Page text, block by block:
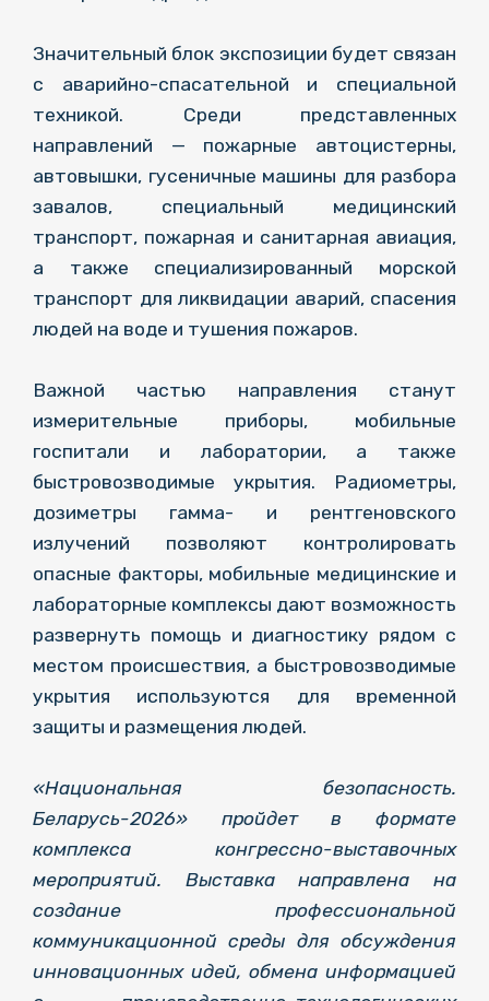
Значительный блок экспозиции будет связан
с аварийно-спасательной и специальной
техникой. Среди представленных
направлений — пожарные автоцистерны,
автовышки, гусеничные машины для разбора
завалов, специальный медицинский
транспорт, пожарная и санитарная авиация,
а также специализированный морской
транспорт для ликвидации аварий, спасения
людей на воде и тушения пожаров.
Важной частью направления станут
измерительные приборы, мобильные
госпитали и лаборатории, а также
быстровозводимые укрытия. Радиометры,
дозиметры гамма- и рентгеновского
излучений позволяют контролировать
опасные факторы, мобильные медицинские и
лабораторные комплексы дают возможность
развернуть помощь и диагностику рядом с
местом происшествия, а быстровозводимые
укрытия используются для временной
защиты и размещения людей.
«Национальная безопасность.
Беларусь-2026» пройдет в формате
комплекса конгрессно-выставочных
мероприятий. Выставка направлена на
создание профессиональной
коммуникационной среды для обсуждения
инновационных идей, обмена информацией